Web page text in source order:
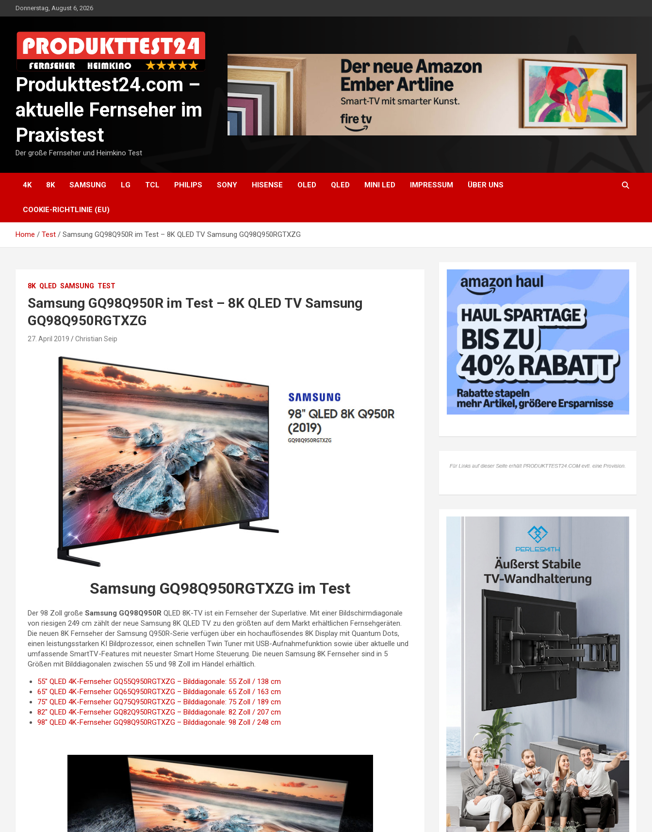
to
Donnerstag, August 6, 2026
Produkttest24.com –
aktuelle Fernseher im
Praxistest
Der große Fernseher und Heimkino Test
4K 8K SAMSUNG LG TCL PHILIPS SONY HISENSE OLED QLED MINI LED IMPRESSUM ÜBER UNS
COOKIE-RICHTLINIE (EU)
Home Test Samsung GQ98Q950R im Test – 8K QLED TV Samsung GQ98Q950RGTXZG
8K QLED SAMSUNG TEST
Samsung GQ98Q950R im Test – 8K QLED TV Samsung
GQ98Q950RGTXZG
27. April 2019 Christian Seip
Samsung GQ98Q950RGTXZG im Test
Der 98 Zoll große Samsung GQ98Q950R QLED 8K-TV ist ein Fernseher der Superlative. Mit einer Bildschirmdiagonale
von riesigen 249 cm zählt der neue Samsung 8K QLED TV zu den größten auf dem Markt erhältlichen Fernsehgeräten.
Die neuen 8K Fernseher der Samsung Q950R-Serie verfügen über ein hochauflösendes 8K Display mit Quantum Dots,
einen leistungsstarken KI Bildprozessor, einen schnellen Twin Tuner mit USB-Aufnahmefunktion sowie über aktuelle und
umfassende SmartTV-Features mit neuester Smart Home Steuerung. Die neuen Samsung 8K Fernseher sind in 5
Größen mit Bilddiagonalen zwischen 55 und 98 Zoll im Händel erhältlich.
55″ QLED 4K-Fernseher GQ55Q950RGTXZG – Bilddiagonale: 55 Zoll / 138 cm
65″ QLED 4K-Fernseher GQ65Q950RGTXZG – Bilddiagonale: 65 Zoll / 163 cm
75″ QLED 4K-Fernseher GQ75Q950RGTXZG – Bilddiagonale: 75 Zoll / 189 cm
82″ QLED 4K-Fernseher GQ82Q950RGTXZG – Bilddiagonale: 82 Zoll / 207 cm
98″ QLED 4K-Fernseher GQ98Q950RGTXZG – Bilddiagonale: 98 Zoll / 248 cm